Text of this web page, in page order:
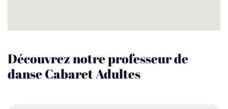
Découvrez notre professeur de
danse Cabaret Adultes